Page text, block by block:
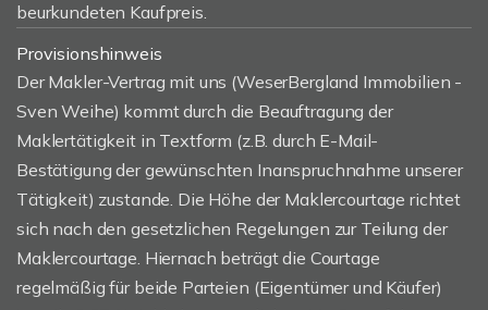
beurkundeten Kaufpreis.
Provisionshinweis
Der Makler-Vertrag mit uns (WeserBergland Immobilien -
Sven Weihe) kommt durch die Beauftragung der
Maklertätigkeit in Textform (z.B. durch E-Mail-
Bestätigung der gewünschten Inanspruchnahme unserer
Tätigkeit) zustande. Die Höhe der Maklercourtage richtet
sich nach den gesetzlichen Regelungen zur Teilung der
Maklercourtage. Hiernach beträgt die Courtage
regelmäßig für beide Parteien (Eigentümer und Käufer)